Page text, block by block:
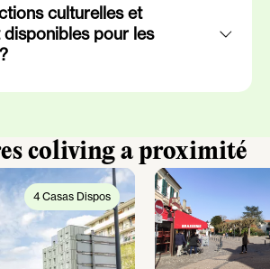
culturelles et
pour les
coliving a proximité
4 Casas Dispos